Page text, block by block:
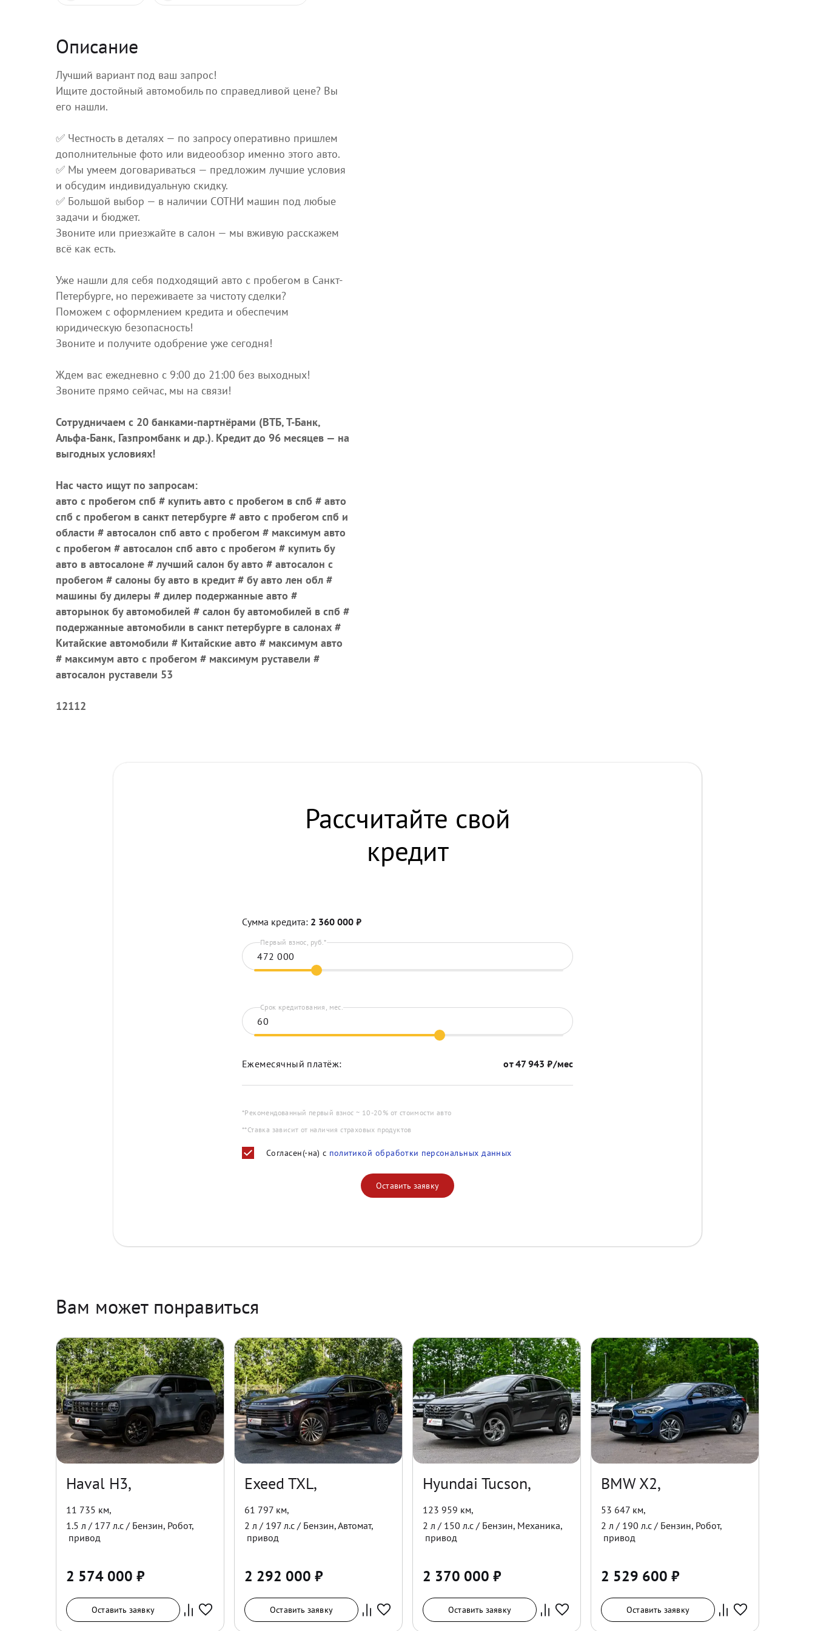
Описание
Лучший вариант под ваш запрос!
Ищите достойный автомобиль по справедливой цене? Вы
его нашли.
✅ Честность в деталях — по запросу оперативно пришлем
дополнительные фото или видеообзор именно этого авто.
✅ Мы умеем договариваться — предложим лучшие условия
и обсудим индивидуальную скидку.
✅ Большой выбор — в наличии СОТНИ машин под любые
задачи и бюджет.
Звоните или приезжайте в салон — мы вживую расскажем
всё как есть.
Уже нашли для себя подходящий авто с пробегом в Санкт-
Петербурге, но переживаете за чистоту сделки?
Поможем с оформлением кредита и обеспечим
юридическую безопасность!
Звоните и получите одобрение уже сегодня!
Ждем вас ежедневно с 9:00 до 21:00 без выходных!
Звоните прямо сейчас, мы на связи!
Сотрудничаем с 20 банками-партнёрами (ВТБ, Т-Банк,
Альфа-Банк, Газпромбанк и др.). Кредит до 96 месяцев — на
выгодных условиях!
Нас часто ищут по запросам:
авто с пробегом спб # купить авто с пробегом в спб # авто
спб с пробегом в санкт петербурге # авто с пробегом спб и
области # автосалон спб авто с пробегом # максимум авто
с пробегом # автосалон спб авто с пробегом # купить бу
авто в автосалоне # лучший салон бу авто # автосалон с
пробегом # салоны бу авто в кредит # бу авто лен обл #
машины бу дилеры # дилер подержанные авто #
авторынок бу автомобилей # салон бу автомобилей в спб #
подержанные автомобили в санкт петербурге в салонах #
Китайские автомобили # Китайские авто # максимум авто
# максимум авто с пробегом # максимум руставели #
автосалон руставели 53
12112
Рассчитайте свой
кредит
Сумма кредита: 2 360 000 ₽
Первый взнос, руб.*
Срок кредитования, мес.
Ежемесячный платёж: от47 943 ₽/мес
*Рекомендованный первый взнос ~ 10-20% от стоимости авто
**Ставка зависит от наличия страховых продуктов
Согласен(-на) с политикой обработки персональных данных
Оставить заявку
Вам может понравиться
Haval H3,
11 735 км,
1.5 л / 177 л.с / Бензин, Робот,
привод
2 574 000 ₽
Оставить заявку
Exeed TXL,
61 797 км,
2 л / 197 л.с / Бензин,Автомат,
привод
2 292 000 ₽
Оставить заявку
Hyundai Tucson,
123 959 км,
2 л / 150 л.с / Бензин, Механика,
привод
2 370 000 ₽
Оставить заявку
BMW X2,
53 647 км,
2 л / 190 л.с / Бензин, Робот,
привод
2 529 600 ₽
Оставить заявку